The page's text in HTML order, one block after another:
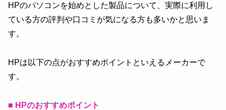
HPのパソコンを始めとした製品について、実際に利用し
ている方の評判や口コミが気になる方も多いかと思いま
す。
HPは以下の点がおすすめポイントといえるメーカーで
す。
■ HPのおすすめポイント